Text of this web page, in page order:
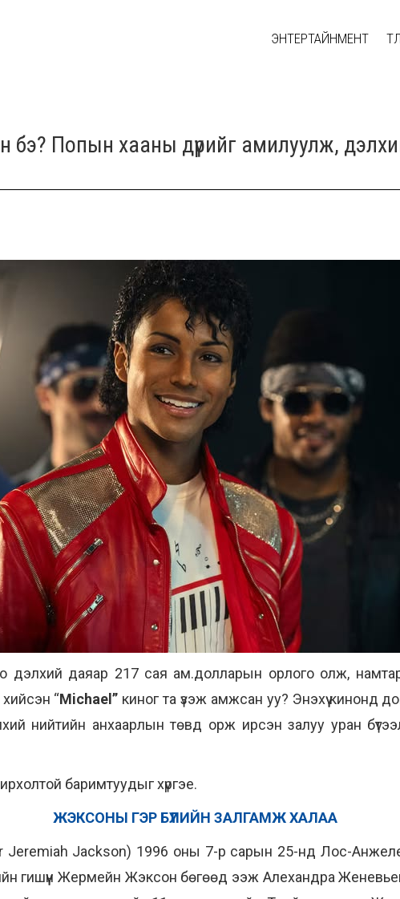
ЭНТЕРТАЙНМЕНТ
Попын хааны дүрийг амилуулж,
дэлхий даяар 217 сая ам.долларын орлого олж,
“Michael” киног та үзэж амжсан уу? Энэхүү кинонд
нийтийн анхаарлын төвд орж ирсэн залуу уран
баримтуудыг хүргэе.
ЖЭКСОНЫ ГЭР БҮЛИЙН ЗАЛГАМЖ ХАЛАА
Jackson) 1996 оны 7-р сарын 25-нд Лос-Анжелес
гишүүн Жермейн Жэксон бөгөөд ээж Алехандра